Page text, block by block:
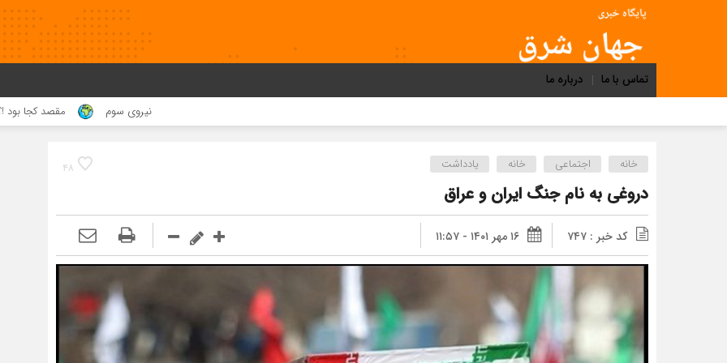
تماس با ما
درباره ما
مقصد کجا بود !؟ عاقبت
۴۸ خانه اجتماعی خانه یادداشت
دروغی به نام جنگ ایران و عراق
کد خبر : ۷۴۷ ۱۶ مهر ۱۴۰۱ - ۱۱:۵۷